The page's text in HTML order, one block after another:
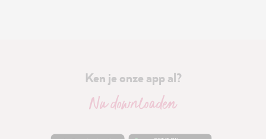
Ken je onze app al?
Nu downloaden